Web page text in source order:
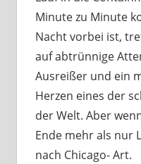
Minute zu Minute
Nacht vorbei ist,
auf abtrünnige
Ausreißer und ein
Herzen eines der
der Welt. Aber
Ende mehr als nur
nach Chicago- Art.